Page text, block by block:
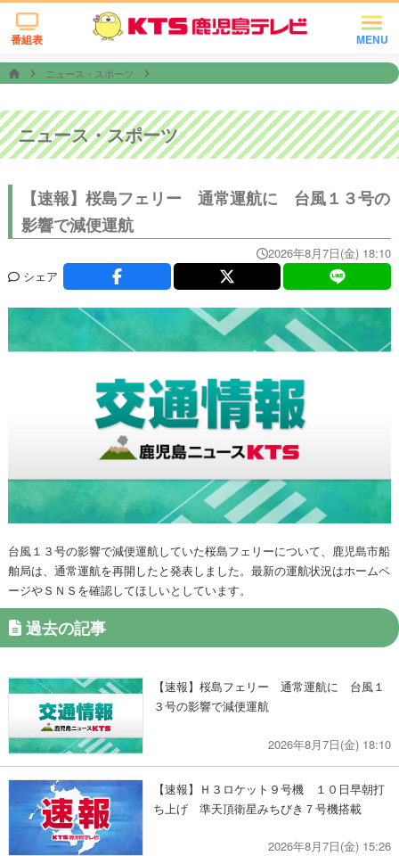
MENU
番組表
ニュース・スポーツ
ニュース・スポーツ
【速報】桜島フェリー 通常運航に 台風１３号の
影響で減便運航
2026年8月7日(金) 18:10
シェア
台風１３号の影響で減便運航していた桜島フェリーについて、鹿児島市船
舶局は、通常運航を再開したと発表しました。最新の運航状況はホームペ
ージやＳＮＳを確認してほしいとしています。
過去の記事
【速報】桜島フェリー 通常運航に 台風１
３号の影響で減便運航
2026年8月7日(金) 18:10
【速報】Ｈ３ロケット９号機 １０日早朝打
ち上げ 準天頂衛星みちびき７号機搭載
2026年8月7日(金) 15:26